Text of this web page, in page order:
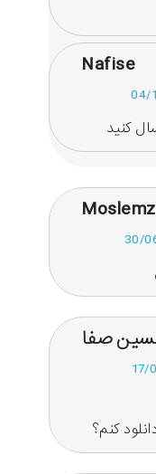
Nafise
کنید
صفا
کنم؟